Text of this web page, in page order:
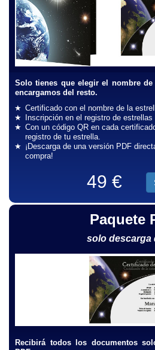
Solo tienes que elegir el nombre
encargamos del resto.
Certificado con el nombre de la
Inscripción en el registro de estrellas
Con un código QR en cada
registro de tu estrella.
¡Descarga de una versión PDF
compra!
49 €
Paquete
solo descarga
Recibirá todos los documentos